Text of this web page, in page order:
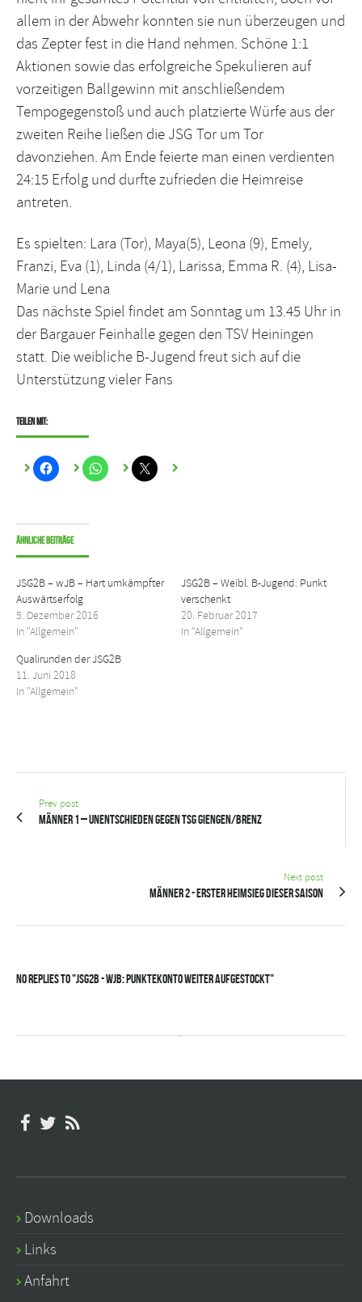
allem in der Abwehr konnten sie nun überzeugen und
das Zepter fest in die Hand nehmen. Schöne 1:1
Aktionen sowie das erfolgreiche Spekulieren auf
vorzeitigen Ballgewinn mit anschließendem
Tempogegenstoß und auch platzierte Würfe aus der
zweiten Reihe ließen die JSG Tor um Tor
davonziehen. Am Ende feierte man einen verdienten
24:15 Erfolg und durfte zufrieden die Heimreise
antreten.
Es spielten: Lara (Tor), Maya(5), Leona (9), Emely,
Franzi, Eva (1), Linda (4/1), Larissa, Emma R. (4), Lisa-
Marie und Lena
Das nächste Spiel findet am Sonntag um 13.45 Uhr in
der Bargauer Feinhalle gegen den TSV Heiningen
statt. Die weibliche B-Jugend freut sich auf die
Unterstützung vieler Fans
Teilen mit:
Ähnliche Beiträge
JSG2B – wJB – Hart umkämpfter
Auswärtserfolg
5. Dezember 2016
In "Allgemein"
JSG2B – Weibl. B-Jugend: Punkt
verschenkt
20. Februar 2017
In "Allgemein"
Qualirunden der JSG2B
11. Juni 2018
In "Allgemein"
Prev post
Männer 1 – Unentschieden gegen TSG Giengen/Brenz
Next post
Männer 2 - Erster Heimsieg dieser Saison
No Replies to "JSG2B - wJB: Punktekonto weiter aufgestockt"
Downloads
Links
Anfahrt